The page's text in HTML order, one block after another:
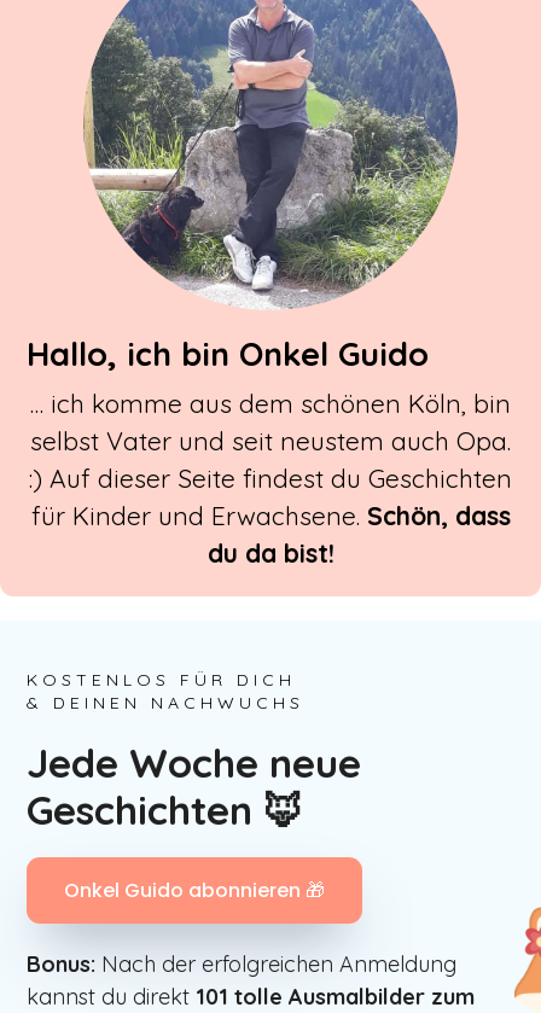
Hallo, ich bin Onkel Guido
… ich komme aus dem schönen Köln, bin
selbst Vater und seit neustem auch Opa.
:) Auf dieser Seite findest du Geschichten
für Kinder und Erwachsene. Schön, dass
du da bist!
KOSTENLOS FÜR DICH
& DEINEN NACHWUCHS
Jede Woche neue
Geschichten 🦊
Onkel Guido abonnieren 🎁
Bonus: Nach der erfolgreichen Anmeldung
kannst du direkt 101 tolle Ausmalbilder zum